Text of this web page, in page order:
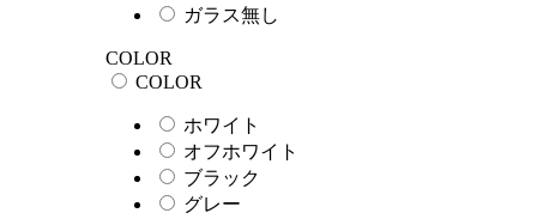
ガラス無し
COLOR
COLOR
ホワイト
オフホワイト
ブラック
グレー